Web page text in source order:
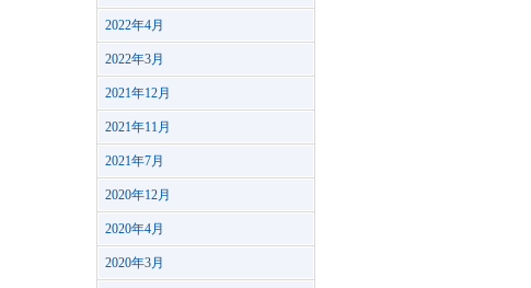
2022年4月
2022年3月
2021年12月
2021年11月
2021年7月
2020年12月
2020年4月
2020年3月